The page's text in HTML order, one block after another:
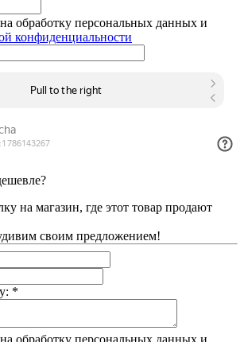
обработку персональных данных и
конфиденциальности
на магазин, где этот товар продают
своим предложением!
*
обработку персональных данных и